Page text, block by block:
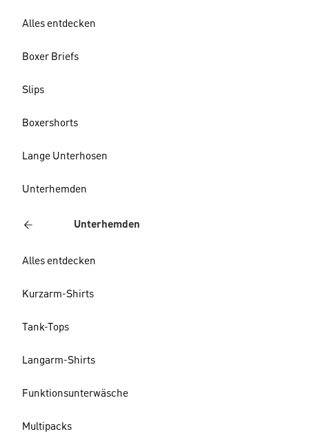
Alles entdecken
Boxer Briefs
Slips
Boxershorts
Lange Unterhosen
Unterhemden
Unterhemden
Alles entdecken
Kurzarm-Shirts
Tank-Tops
Langarm-Shirts
Funktionsunterwäsche
Multipacks